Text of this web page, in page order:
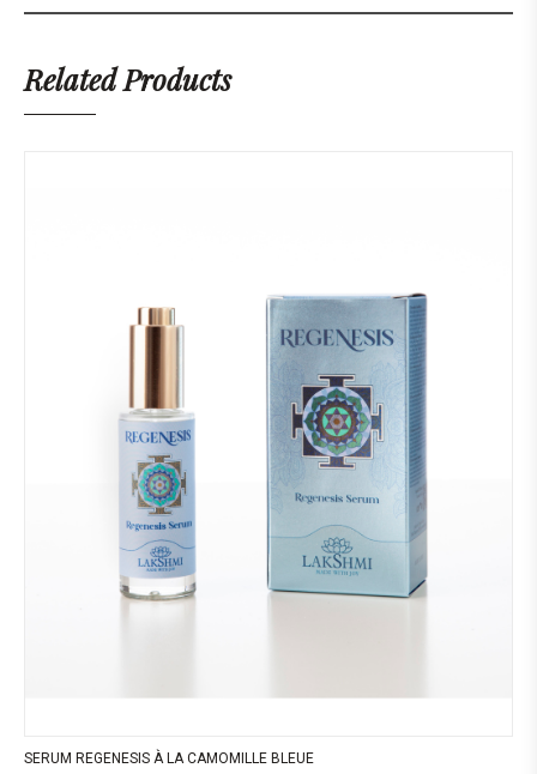
Related Products
SERUM REGENESIS À LA CAMOMILLE BLEUE